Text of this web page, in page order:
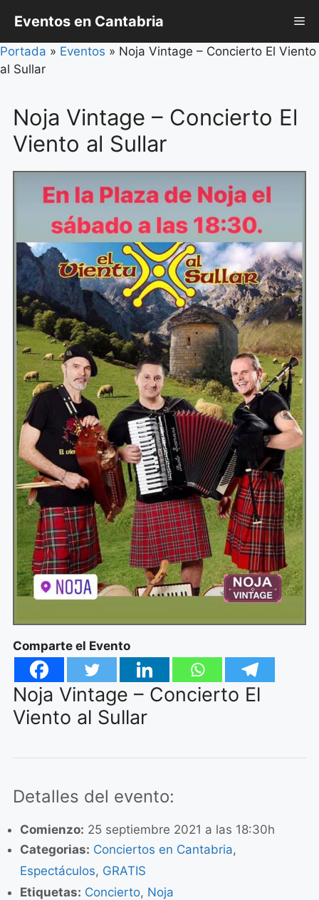
contenido
Eventos en Cantabria
Portada » Eventos » Noja Vintage – Concierto El Viento
al Sullar
Noja Vintage – Concierto El
Viento al Sullar
Comparte el Evento
Noja Vintage – Concierto El
Viento al Sullar
Detalles del evento:
Comienzo: 25 septiembre 2021 a las 18:30h
Categorias: Conciertos en Cantabria,
Espectáculos, GRATIS
Etiquetas: Concierto, Noja